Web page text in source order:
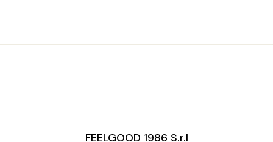
FEELGOOD 1986 S.r.l